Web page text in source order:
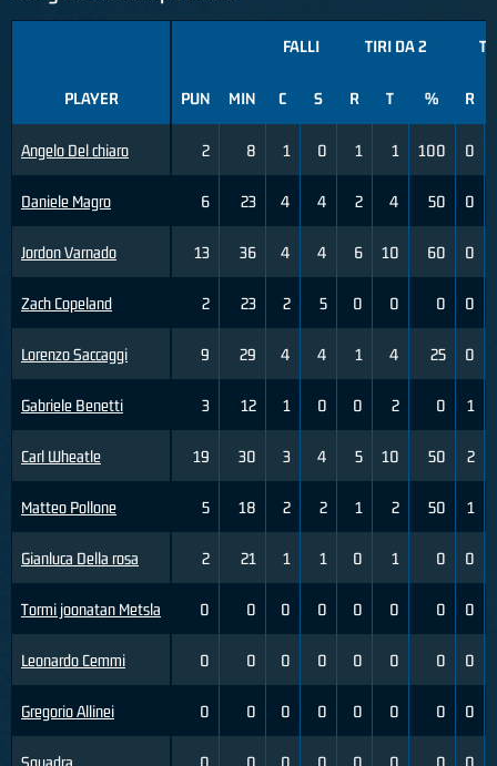
PLAYER
Angelo Del chiaro
Daniele Magro
Jordon Varnado
Zach Copeland
Lorenzo Saccaggi
Gabriele Benetti
Carl Wheatle
Matteo Pollone
Gianluca Della rosa
Tormi joonatan Metsla
Leonardo Cemmi
Gregorio Allinei
FALLI TIRI DA 2
PUN MIN C S R T % R
2 8 1 0 1 1 100 0
6 23 4 4 2 4 50 0
13 36 4 4 6 10 60 0
2 23 2 5 0 0 0 0
9 29 4 4 1 4 25 0
3 12 1 0 0 2 0 1
19 30 3 4 5 10 50 2
5 18 2 2 1 2 50 1
2 21 1 1 0 1 0 0
0 0 0 0 0 0 0 0
0 0 0 0 0 0 0 0
0 0 0 0 0 0 0 0